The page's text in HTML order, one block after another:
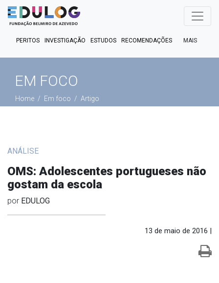
PERITOS INVESTIGAÇÃO ESTUDOS RECOMENDAÇÕES
PUBLICAÇÕES EM FOCO EM DEBATE FACT CHECK
MAIS
EM FOCO
Home Em foco Artigo
ANÁLISE
OMS: Adolescentes portugueses não
gostam da escola
por EDULOG
13 de maio de 2016 |